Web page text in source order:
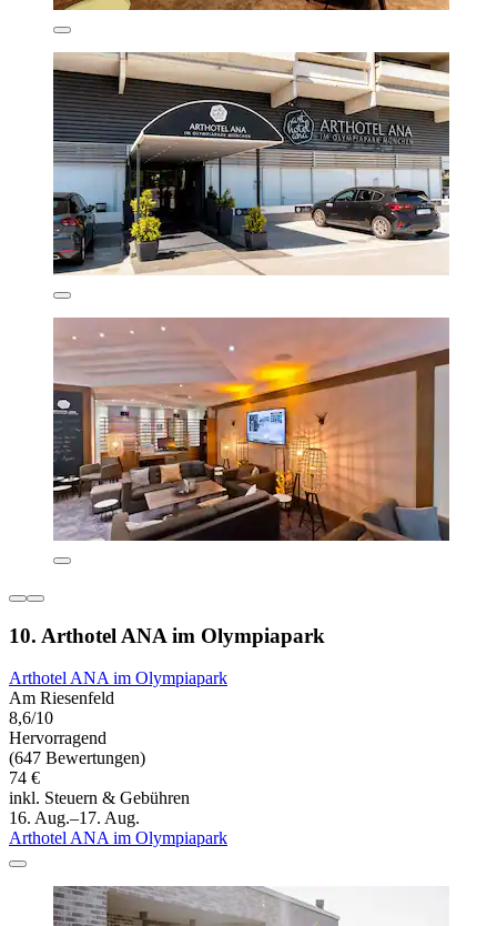
10. Arthotel ANA im Olympiapark
Arthotel ANA im Olympiapark
Am Riesenfeld
8,6/10
Hervorragend
(647 Bewertungen)
74 €
inkl. Steuern & Gebühren
16. Aug.–17. Aug.
Arthotel ANA im Olympiapark